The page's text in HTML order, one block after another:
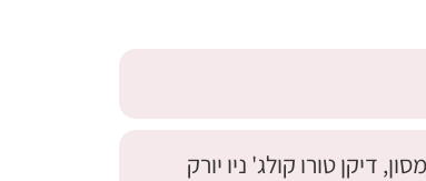
דיקן טורו קולג' ניו יורק